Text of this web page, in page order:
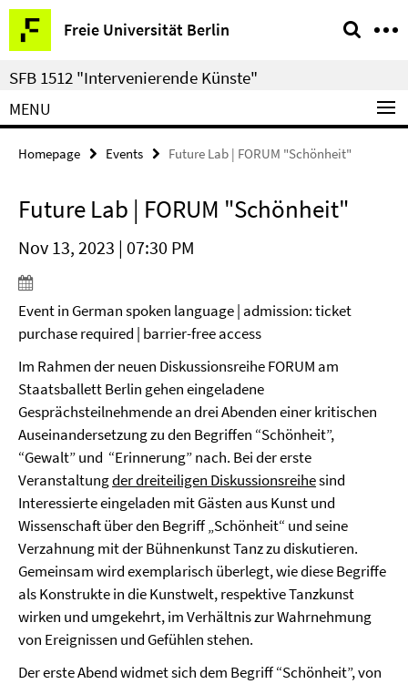
Springe
direkt
zu
Inhalt
Freie Universität Berlin
Service
Navigation
SFB 1512 "Intervenierende Künste"
MENU
Homepage Events Future Lab | FORUM "Schönheit"
Future Lab | FORUM "Schönheit"
Nov 13, 2023 | 07:30 PM
Event in German spoken language | admission: ticket
purchase required | barrier-free access
Im Rahmen der neuen Diskussionsreihe FORUM am
Staatsballett Berlin gehen eingeladene
Gesprächsteilnehmende an drei Abenden einer kritischen
Auseinandersetzung zu den Begriffen “Schönheit”,
“Gewalt” und “Erinnerung” nach. Bei der erste
Veranstaltungder dreiteiligen Diskussionsreihesind
Interessierte eingeladen mit Gästen aus Kunst und
Wissenschaft über den Begriff „Schönheit“ und seine
Verzahnung mit der Bühnenkunst Tanz zu diskutieren.
Gemeinsam wird exemplarisch überlegt, wie diese Begriffe
als Konstrukte in die Kunstwelt, respektive Tanzkunst
wirken und umgekehrt, im Verhältnis zur Wahrnehmung
von Ereignissen und Gefühlen stehen.
Der erste Abend widmet sich dem Begriff “Schönheit”, von